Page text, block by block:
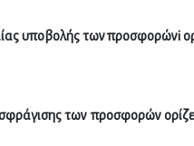
υποβολής των προσφορώνi
των προσφορών